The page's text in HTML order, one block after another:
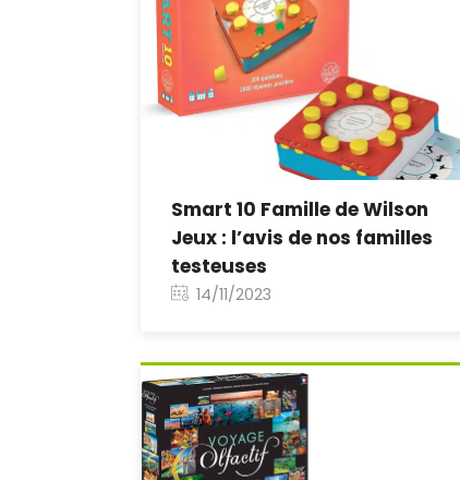
Smart 10 Famille de Wilson
Jeux : l’avis de nos familles
testeuses
14/11/2023